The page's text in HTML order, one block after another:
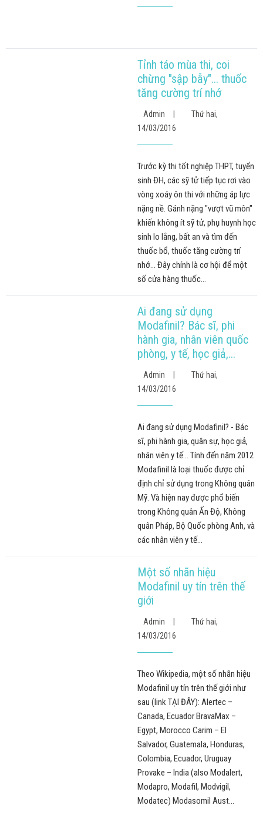
Tỉnh táo mùa thi, coi
chừng "sập bẫy"... thuốc
tăng cường trí nhớ
Admin |
Thứ hai,
14/03/2016
Trước kỳ thi tốt nghiệp THPT, tuyển
sinh ĐH, các sỹ tử tiếp tục rơi vào
vòng xoáy ôn thi với những áp lực
nặng nề. Gánh nặng "vượt vũ môn"
khiến không ít sỹ tử, phụ huynh học
sinh lo lắng, bất an và tìm đến
thuốc bổ, thuốc tăng cường trí
nhớ… Đây chính là cơ hội để một
số cửa hàng thuốc...
Ai đang sử dụng
Modafinil? Bác sĩ, phi
hành gia, nhân viên quốc
phòng, y tế, học giả,...
Admin |
Thứ hai,
14/03/2016
Ai đang sử dụng Modafinil? - Bác
sĩ, phi hành gia, quân sự, học giả,
nhân viên y tế... Tính đến năm 2012
Modafinil là loại thuốc được chỉ
định chỉ sử dụng trong Không quân
Mỹ. Và hiện nay được phổ biến
trong Không quân Ấn Độ, Không
quân Pháp, Bộ Quốc phòng Anh, và
các nhân viên y tế...
Một số nhãn hiệu
Modafinil uy tín trên thế
giới
Admin |
Thứ hai,
14/03/2016
Theo Wikipedia, một số nhãn hiệu
Modafinil uy tín trên thế giới như
sau (link TẠI ĐÂY): Alertec –
Canada, Ecuador BravaMax –
Egypt, Morocco Carim – El
Salvador, Guatemala, Honduras,
Colombia, Ecuador, Uruguay
Provake – India (also Modalert,
Modapro, Modafil, Modvigil,
Modatec) Modasomil Aust...